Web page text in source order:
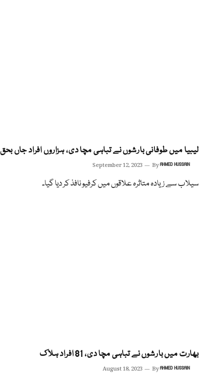
لیبیا میں طوفانی بارشوں نے تباہی مچا دی، ہزاروں افراد جاں بحق
September 12, 2023 ByAHMED HUSSAIN
سیلاب سے زیادہ متاثرہ علاقوں میں کرفیو نافذ کر دیا گیا۔
بھارت میں بارشوں نے تباہی مچا دی، 81 افراد ہلاک
August 18, 2023 ByAHMED HUSSAIN